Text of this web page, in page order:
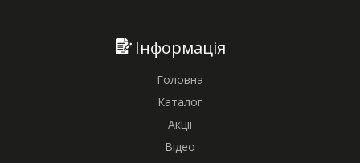
Інформація
Головна
Каталог
Акції
Відео